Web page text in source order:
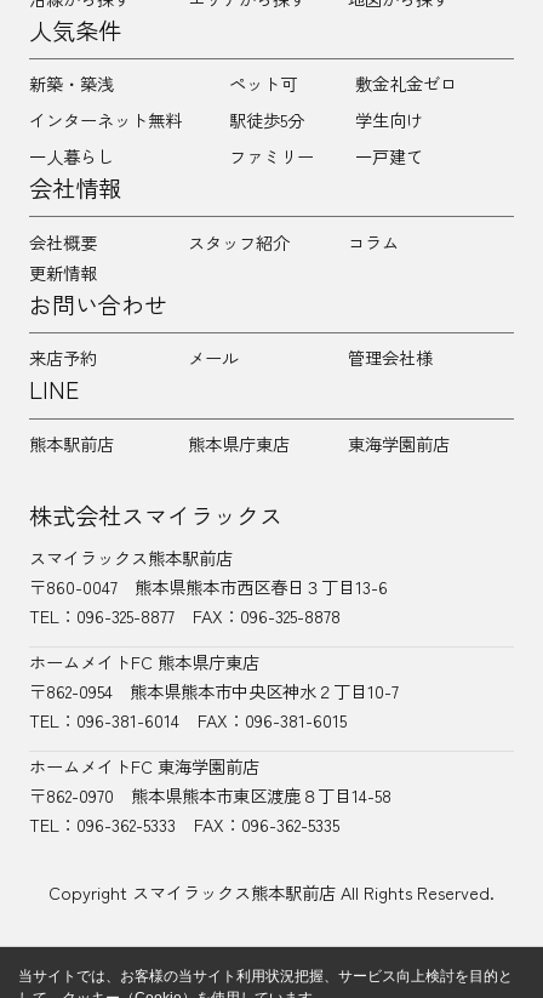
人気条件
新築・築浅 ペット可
敷金礼金ゼロ
インターネット無料
駅徒歩5分
学生向け
一人暮らし
ファミリー 一戸建て
会社情報
会社概要 スタッフ紹介
コラム
更新情報
お問い合わせ
来店予約 メール 管理会社様
LINE
熊本駅前店 熊本県庁東店 東海学園前店
株式会社スマイラックス
スマイラックス熊本駅前店
〒860-0047
熊本県熊本市西区春日３丁目13-6
TEL： 096-325-8877
FAX：096-325-8878
ホームメイトFC 熊本県庁東店
〒862-0954
熊本県熊本市中央区神水２丁目10-7
TEL：096-381-6014
FAX：096-381-6015
ホームメイトFC 東海学園前店
〒862-0970
熊本県熊本市東区渡鹿８丁目14-58
TEL： 096-362-5333 FAX：096-362-5335
Copyright スマイラックス熊本駅前店 All Rights Reserved.
当サイトでは、お客様の当サイト利用状況把握、サービス向上検討を目的と